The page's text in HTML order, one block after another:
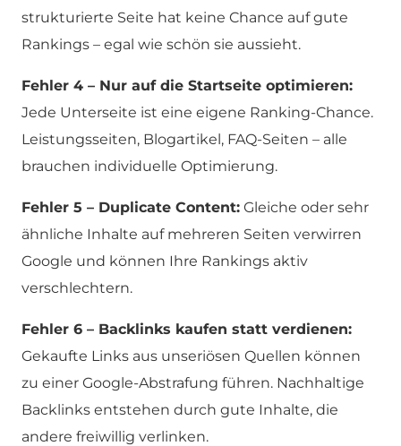
strukturierte Seite hat keine Chance auf gute
Rankings – egal wie schön sie aussieht.
Fehler 4 – Nur auf die Startseite optimieren:
Jede Unterseite ist eine eigene Ranking-Chance.
Leistungsseiten, Blogartikel, FAQ-Seiten – alle
brauchen individuelle Optimierung.
Fehler 5 – Duplicate Content: Gleiche oder sehr
ähnliche Inhalte auf mehreren Seiten verwirren
Google und können Ihre Rankings aktiv
verschlechtern.
Fehler 6 – Backlinks kaufen statt verdienen:
Gekaufte Links aus unseriösen Quellen können
zu einer Google-Abstrafung führen. Nachhaltige
Backlinks entstehen durch gute Inhalte, die
andere freiwillig verlinken.